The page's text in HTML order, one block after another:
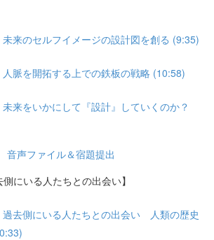
来のセルフイメージの設計図を創る (9:35)
脈を開拓する上での鉄板の戦略 (10:58)
来をいかにして『設計』していくのか？
声ファイル＆宿題提出
にいる人たちとの出会い】
去側にいる人たちとの出会い 人類の歴史